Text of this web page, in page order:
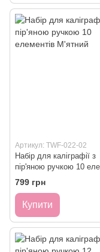
Артикул: TWF-022-02
Набір для каліграфії з
пір'яною ручкою 10
М'ятний
799 грн
Купити